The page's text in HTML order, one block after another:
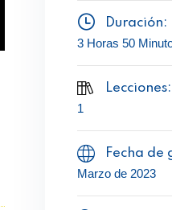
Duración:
3 Horas 50
Lecciones:
1
Fecha de
Marzo de 2023